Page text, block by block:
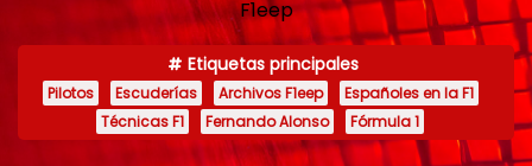
F1eep
Etiquetas principales
Pilotos Escuderías Archivos F1eep
Españoles en la F1
Técnicas F1
Fernando Alonso Fórmula 1